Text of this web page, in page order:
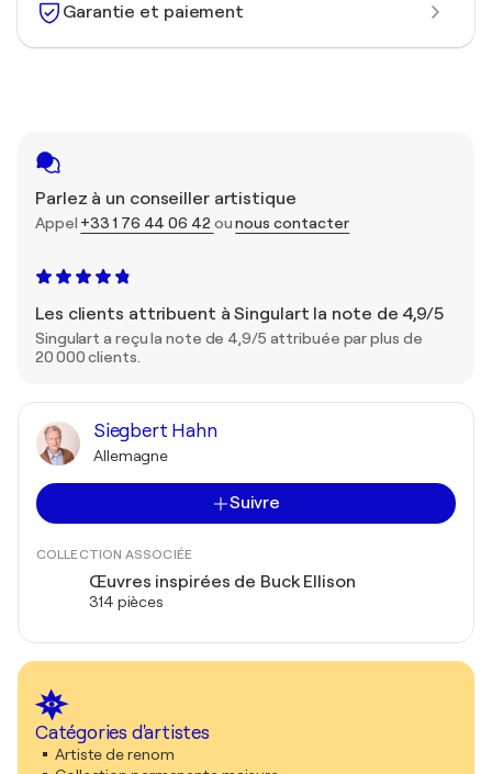
Garantie et paiement
Parlez à un conseiller artistique
Appel +33 1 76 44 06 42 ounous contacter
Les clients attribuent à Singulart la note de 4,9/5
Singulart a reçu la note de 4,9/5 attribuée par plus de
20 000 clients.
Siegbert Hahn
Allemagne
Suivre
COLLECTION ASSOCIÉE
Œuvres inspirées de Buck Ellison
314 pièces
Catégories d'artistes
Artiste de renom